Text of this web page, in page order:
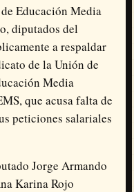
Educación Media
diputados del
a respaldar
de la Unión de
Media
que acusa falta de
peticiones salariales
Jorge Armando
Karina Rojo